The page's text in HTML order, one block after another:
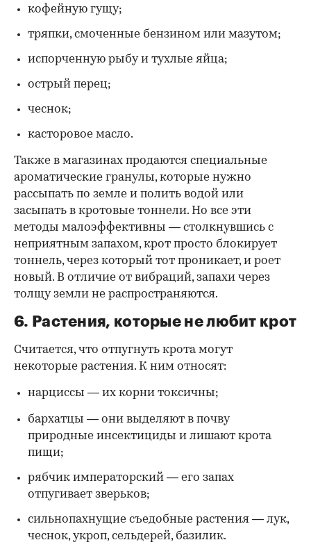
кофейную гущу;
тряпки, смоченные бензином или мазутом;
испорченную рыбу и тухлые яйца;
острый перец;
чеснок;
касторовое масло.
Также в магазинах продаются специальные
ароматические гранулы, которые нужно
рассыпать по земле и полить водой или
засыпать в кротовые тоннели. Но все эти
методы малоэффективны — столкнувшись с
неприятным запахом, крот просто блокирует
тоннель, через который тот проникает, и роет
новый. В отличие от вибраций, запахи через
толщу земли не распространяются.
6. Растения, которые не любит крот
Считается, что отпугнуть крота могут
некоторые растения. К ним относят:
нарциссы — их корни токсичны;
бархатцы — они выделяют в почву
природные инсектициды и лишают крота
пищи;
рябчик императорский — его запах
отпугивает зверьков;
сильнопахнущие съедобные растения — лук,
чеснок, укроп, сельдерей, базилик.